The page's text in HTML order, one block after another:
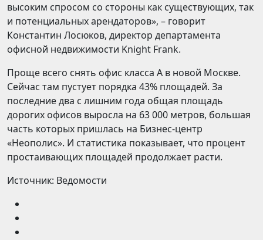
высоким спросом со стороны как существующих, так
и потенциальных арендаторов», – говорит
Константин Лосюков, директор департамента
офисной недвижимости Knight Frank.
Проще всего снять офис класса А в новой Москве.
Сейчас там пустует порядка 43% площадей. За
последние два с лишним года общая площадь
дорогих офисов выросла на 63 000 метров, большая
часть которых пришлась на Бизнес-центр
«Неополис». И статистика показывает, что процент
простаивающих площадей продолжает расти.
Источник: Ведомости